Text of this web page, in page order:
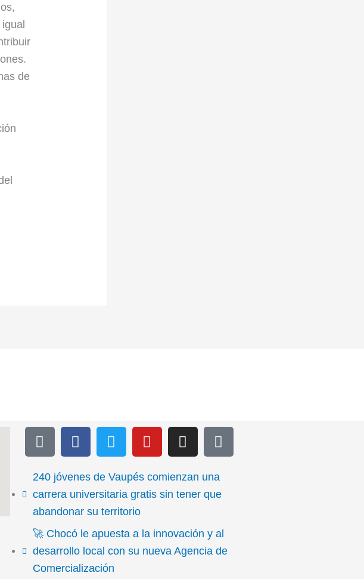
de
T
i
t
o
k
F
a
e
b
o
k
T
w
t
t
e
Y
o
t
u
I
n
t
a
a
m
I
c
n
-
a
i
240 jóvenes de Vaupés comienzan una
carrera universitaria gratis sin tener que
abandonar su territorio
🚀 Chocó le apuesta a la innovación y al
desarrollo local con su nueva Agencia de
Comercialización